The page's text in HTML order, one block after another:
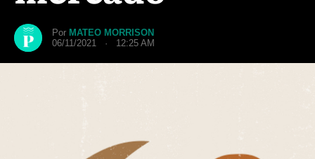
Por MATEO MORRISON
06/11/2021 · 12:25 AM